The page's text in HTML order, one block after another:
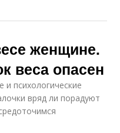
женщине.
веса опасен
и психологические
вряд ли порадуют